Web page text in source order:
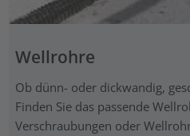
Wellrohre
Ob dünn- oder dickwandig,
Finden Sie das passende
Verschraubungen oder